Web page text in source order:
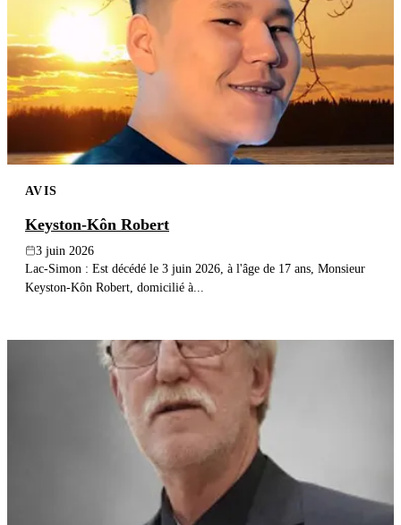
AVIS
Keyston-Kôn Robert
3 juin 2026
Lac-Simon : Est décédé le 3 juin 2026, à l'âge de 17 ans, Monsieur
Keyston-Kôn Robert, domicilié à...